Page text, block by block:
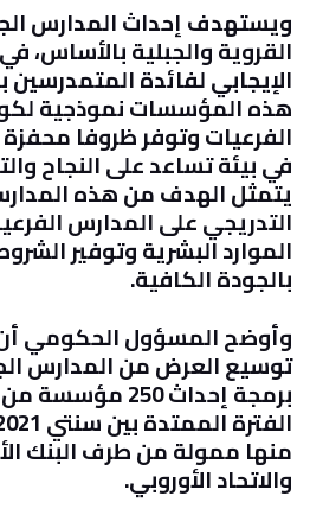
ويستهدف إحداث المدارس
القروية والجبلية بالأساس،
الإيجابي لفائدة المتمدرسين
هذه المؤسسات نموذجية
الفرعيات وتوفر ظروفا
في بيئة تساعد على النجاح
يتمثل الهدف من هذه
التدريجي على المدارس
الموارد البشرية وتوفير
بالجودة الكافية.
وأوضح المسؤول الحكومي
توسيع العرض من المدارس
برمجة إحداث 250
منها ممولة من طرف البنك
والاتحاد الأوروبي.